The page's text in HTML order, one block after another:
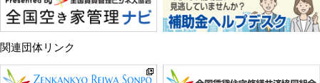
関連団体リンク